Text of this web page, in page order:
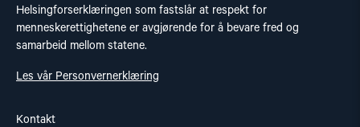
Helsingforserklæringen som fastslår at respekt for
menneskerettighetene er avgjørende for å bevare fred og
samarbeid mellom statene.
Les vår Personvernerklæring
Kontakt